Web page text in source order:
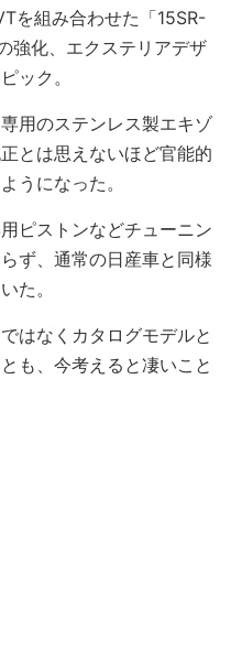
を組み合わせた「15SR-
強化、エクステリアデザ
ック。
用のステンレス製エキゾ
とは思えないほど官能的
うになった。
ピストンなどチューニン
ず、通常の日産車と同様
た。
はなくカタログモデルと
も、今考えると凄いこと